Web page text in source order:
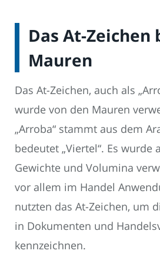
Das At-Zeichen
Mauren
Das At-Zeichen, auch als
wurde von den Mauren
„Arroba“ stammt aus dem
bedeutet „Viertel“. Es
Gewichte und Volumina
vor allem im Handel
nutzten das At-Zeichen, um
in Dokumenten und
kennzeichnen.